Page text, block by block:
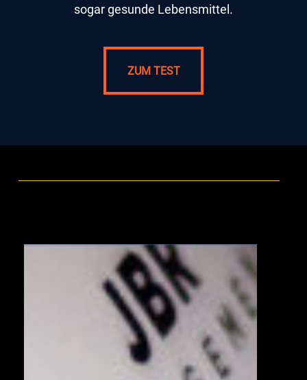
sogar gesunde Lebensmittel.
ZUM TESTZUM TEST